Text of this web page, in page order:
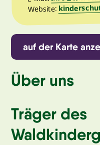
Website:
auf der Karte
Über uns
Träger des